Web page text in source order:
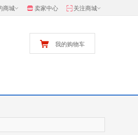
商城 卖家中心 关注商城
我的购物车